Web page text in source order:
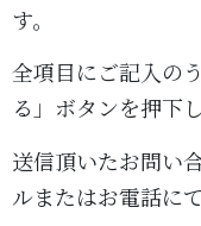
す。
全項目にご記入の
る」ボタンを押下
送信頂いたお問い
ルまたはお電話に